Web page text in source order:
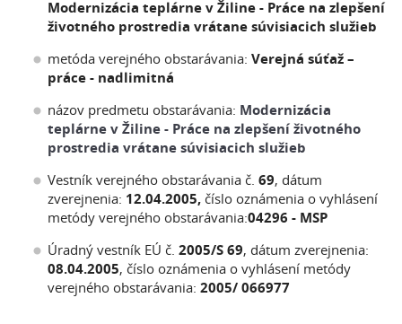
Modernizácia teplárne v Žiline - Práce na zlepšení
životného prostredia vrátane súvisiacich služieb
metóda verejného obstarávania: Verejná súťaž –
práce - nadlimitná
názov predmetu obstarávania: Modernizácia
teplárne v Žiline - Práce na zlepšení životného
prostredia vrátane súvisiacich služieb
Vestník verejného obstarávania č. 69, dátum
zverejnenia: 12.04.2005, číslo oznámenia o vyhlásení
metódy verejného obstarávania:04296 - MSP
Úradný vestník EÚ č. 2005/S 69, dátum zverejnenia:
08.04.2005, číslo oznámenia o vyhlásení metódy
verejného obstarávania: 2005/ 066977